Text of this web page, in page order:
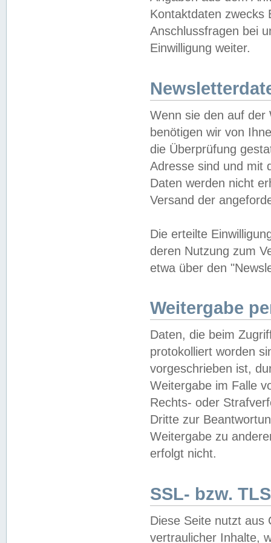
Kontaktdaten zwecks
Anschlussfragen bei
Einwilligung weiter.
Wenn sie den auf der
benötigen wir von
die Überprüfung
Adresse sind und mit
Daten werden nicht
Versand der
Die erteilte
deren Nutzung zum
etwa über den
Weitergabe
Daten, die beim
protokolliert worden
vorgeschrieben ist,
Weitergabe im Falle
Rechts- oder
Dritte zur
Weitergabe zu
erfolgt nicht.
SSL- bzw.
Diese Seite nutzt aus
vertraulicher Inhalte,